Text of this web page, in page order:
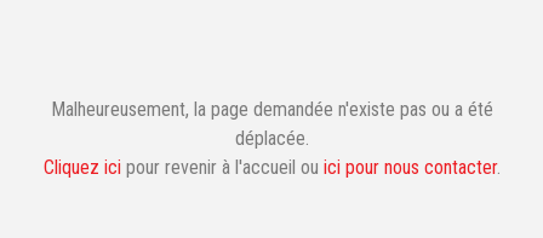
Malheureusement, la page demandée n'existe pas ou a été
déplacée.
Cliquez icipour revenir à l'accueil ou ici pour nous contacter.